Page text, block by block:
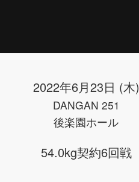
2022年6月23日 (木)
DANGAN 251
後楽園ホール
54.0kg契約6回戦